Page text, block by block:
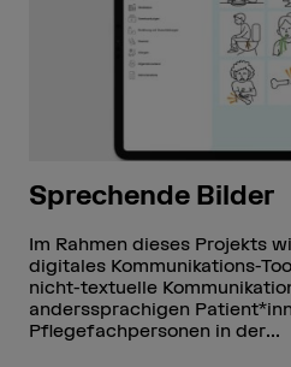
Sprechende Bilder
Im Rahmen dieses Projekts
digitales Kommunikations-
nicht-textuelle
anderssprachigen
Pflegefachpersonen in der...